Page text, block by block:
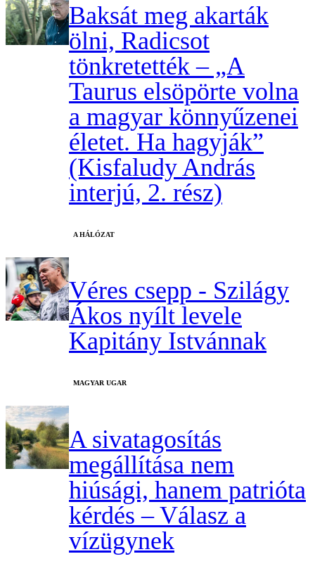
Baksát meg akarták
ölni, Radicsot
tönkretették – „A
Taurus elsöpörte volna
a magyar könnyűzenei
életet. Ha hagyják”
(Kisfaludy András
interjú, 2. rész)
A HÁLÓZAT
Véres csepp - Szilágy
Ákos nyílt levele
Kapitány Istvánnak
MAGYAR UGAR
A sivatagosítás
megállítása nem
hiúsági, hanem patrióta
kérdés – Válasz a
vízügynek